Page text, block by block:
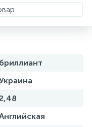
бриллиант